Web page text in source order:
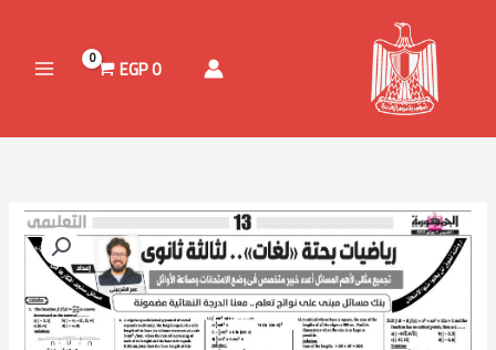
0
EGP
كمية
مراجعة
رياضيات
البحتة